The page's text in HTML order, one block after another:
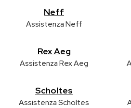
Neff
Assistenza Neff
Rex Aeg
Assistenza Rex Aeg
Scholtes
Assistenza Scholtes